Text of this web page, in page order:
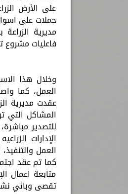
على الأرض
مديرية
فاعليات مشروع
وخلال هذا
العمل، كما
عقدت مديرية
المشاكل التي
للتصدير
الإدارات
العمل
كما تم عقد
متابعة اعمال
تقصى وبائي